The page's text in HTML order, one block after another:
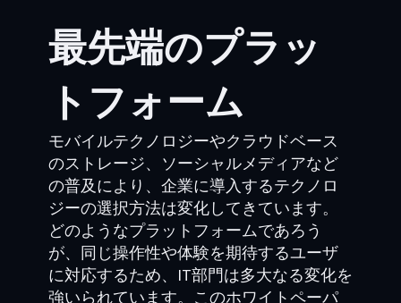
最先端のプラッ
トフォーム
モバイルテクノロジーやクラウドベース
のストレージ、ソーシャルメディアなど
の普及により、企業に導入するテクノロ
ジーの選択方法は変化してきています。
どのようなプラットフォームであろう
が、同じ操作性や体験を期待するユーザ
に対応するため、IT部門は多大なる変化を
強いられています。このホワイトペーパ